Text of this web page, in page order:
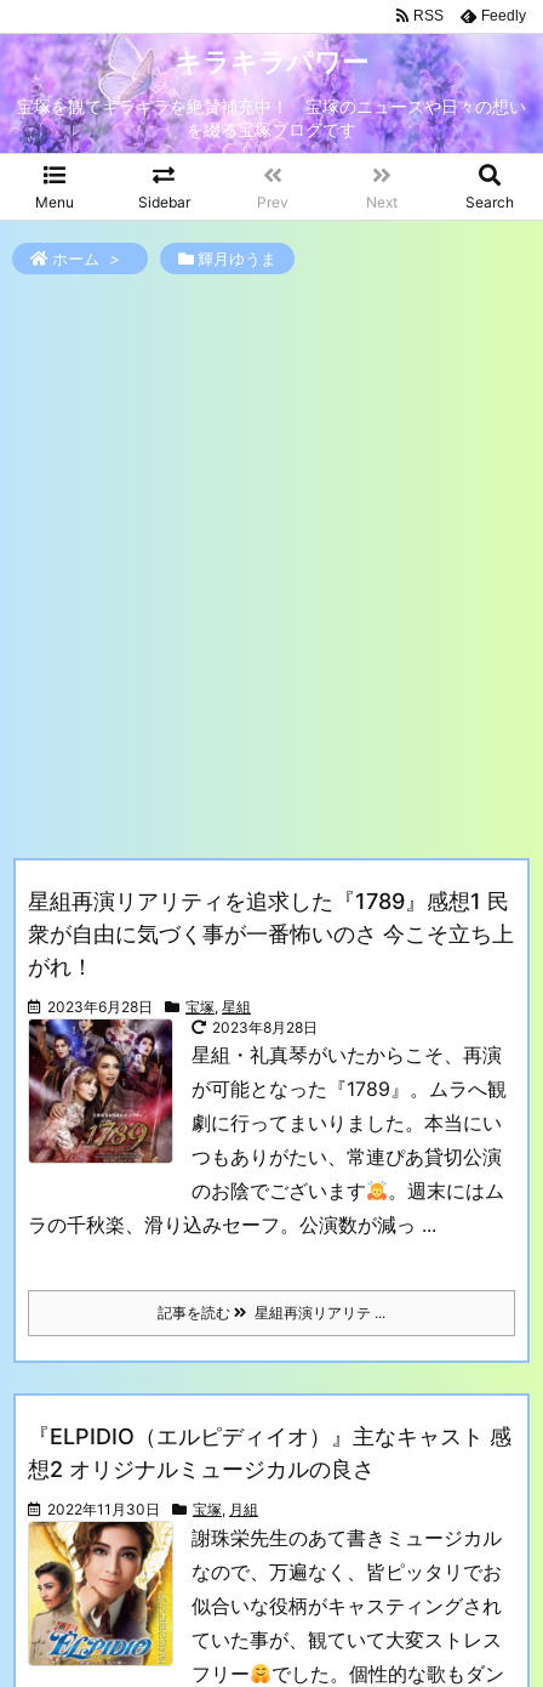
キラキラパワー
宝塚を観てキラキラを絶賛補充中！ 宝塚のニュースや日々の想い
を綴る宝塚ブログです
Menu Sidebar Prev Next Search
RSS Feedly
ホーム > 輝月ゆうま
星組再演リアリティを追求した『1789』感想1 民
衆が自由に気づく事が一番怖いのさ 今こそ立ち上
がれ！
2023年6月28日 宝塚, 星組
2023年8月28日
星組・礼真琴がいたからこそ、再演
が可能となった『1789』。ムラへ観
劇に行ってまいりました。本当にい
つもありがたい、常連ぴあ貸切公演
のお陰でございます
。 週末にはム
ラの千秋楽、滑り込みセーフ。公演数が減っ ...
記事を読む 星組再演リアリテ ...
『ELPIDIO（エルピディイオ）』主なキャスト 感
想2 オリジナルミュージカルの良さ
2022年11月30日 宝塚, 月組
謝珠栄先生のあて書きミュージカル
なので、万遍なく、皆ピッタリでお
似合いな役柄がキャスティングされ
ていた事が、観ていて大変ストレス
フリー
でした。個性的な歌もダン